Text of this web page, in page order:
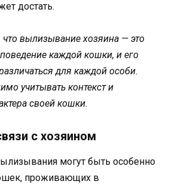
достать.
вылизывание хозяина — это
каждой кошки, и его
для каждой особи.
учитывать контекст и
своей кошки.
с хозяином
могут быть особенно
проживающих в